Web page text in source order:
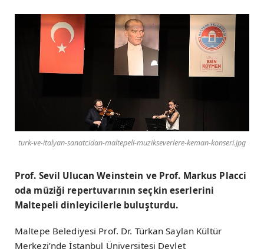
turk-ve-italyan-sanatcidan-maltepeli-muzikseverlere-keman-konseri.jpg
Prof. Sevil Ulucan Weinstein ve Prof. Markus Placci
oda müziği repertuvarının seçkin eserlerini
Maltepeli dinleyicilerle buluşturdu.
Maltepe Belediyesi Prof. Dr. Türkan Saylan Kültür
Merkezi’nde İstanbul Üniversitesi Devlet